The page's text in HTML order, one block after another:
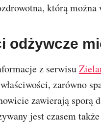
którą
odżywcze
z serwisu
zarówno
zawierają sporą
jest czasem